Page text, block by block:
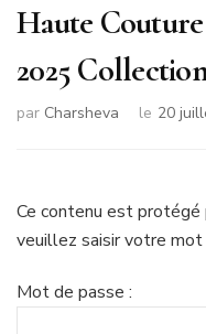
Haute
2025
par Charsheva le 20
Ce contenu est protégé
veuillez saisir votre mot
Mot de passe :